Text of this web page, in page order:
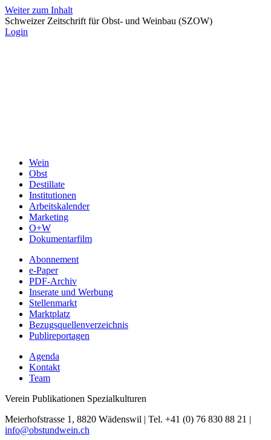
Weiter zum Inhalt
Schweizer Zeitschrift für Obst- und Weinbau (SZOW)
Login
Wein
Obst
Destillate
Institutionen
Arbeitskalender
Marketing
O+W
Dokumentarfilm
Abonnement
e-Paper
PDF-Archiv
Inserate und Werbung
Stellenmarkt
Marktplatz
Bezugsquellenverzeichnis
Publireportagen
Agenda
Kontakt
Team
Verein Publikationen Spezialkulturen
Meierhofstrasse 1, 8820 Wädenswil | Tel. +41 (0) 76 830 88 21 |
info@obstundwein.ch